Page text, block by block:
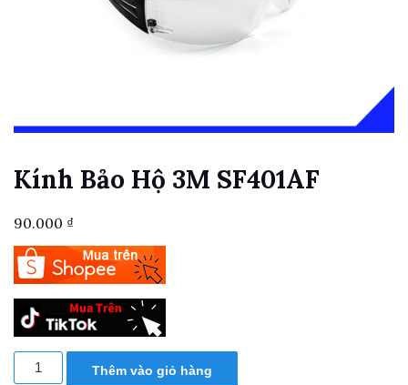
Kính Bảo Hộ 3M SF401AF
90.000 ₫
Kính
bảo
Thêm vào giỏ hàng